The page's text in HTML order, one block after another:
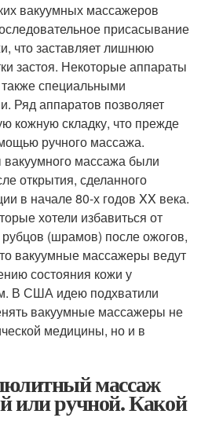
вакуумных массажеров
присасывание
что заставляет лишнюю
застоя. Некоторые аппараты
специальными
Ряд аппаратов позволяет
кожную складку, что прежде
ручного массажа.
массажа были
открытия, сделанного
в начале 80-х годов XX века.
хотели избавиться от
(шрамов) после ожогов,
вакуумные массажеры ведут
состояния кожи у
В США идею подхватили
вакуумные массажеры не
медицины, но и в
массаж
или ручной. Какой